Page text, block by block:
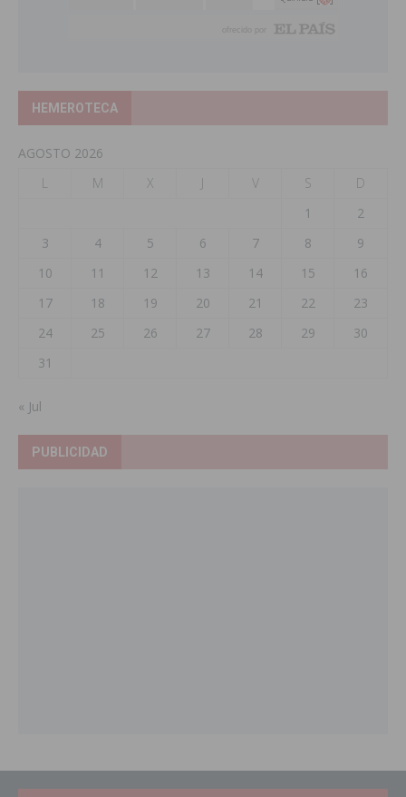
HEMEROTECA
AGOSTO 2026
L
M X J V S
D
1
2
3
4 5 6 7 8
9
10
11 12 13 14 15
16
17
18 19 20 21 22
23
24
25 26 27 28 29
30
31
« Jul
PUBLICIDAD